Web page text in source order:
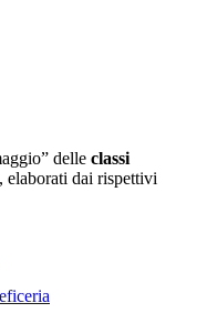
delle classi
elaborati dai rispettivi